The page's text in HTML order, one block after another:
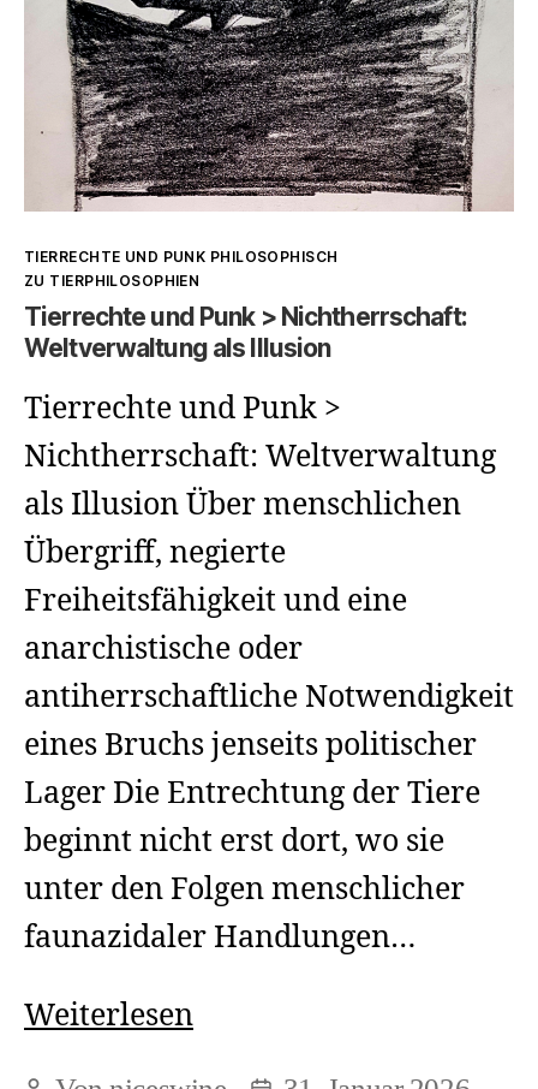
Kategorien
TIERRECHTE UND PUNK PHILOSOPHISCH
ZU TIERPHILOSOPHIEN
Tierrechte und Punk > Nichtherrschaft:
Weltverwaltung als Illusion
Tierrechte und Punk >
Nichtherrschaft: Weltverwaltung
als Illusion Über menschlichen
Übergriff, negierte
Freiheitsfähigkeit und eine
anarchistische oder
antiherrschaftliche Notwendigkeit
eines Bruchs jenseits politischer
Lager Die Entrechtung der Tiere
beginnt nicht erst dort, wo sie
unter den Folgen menschlicher
faunazidaler Handlungen…
WeiterlesenTierrechte